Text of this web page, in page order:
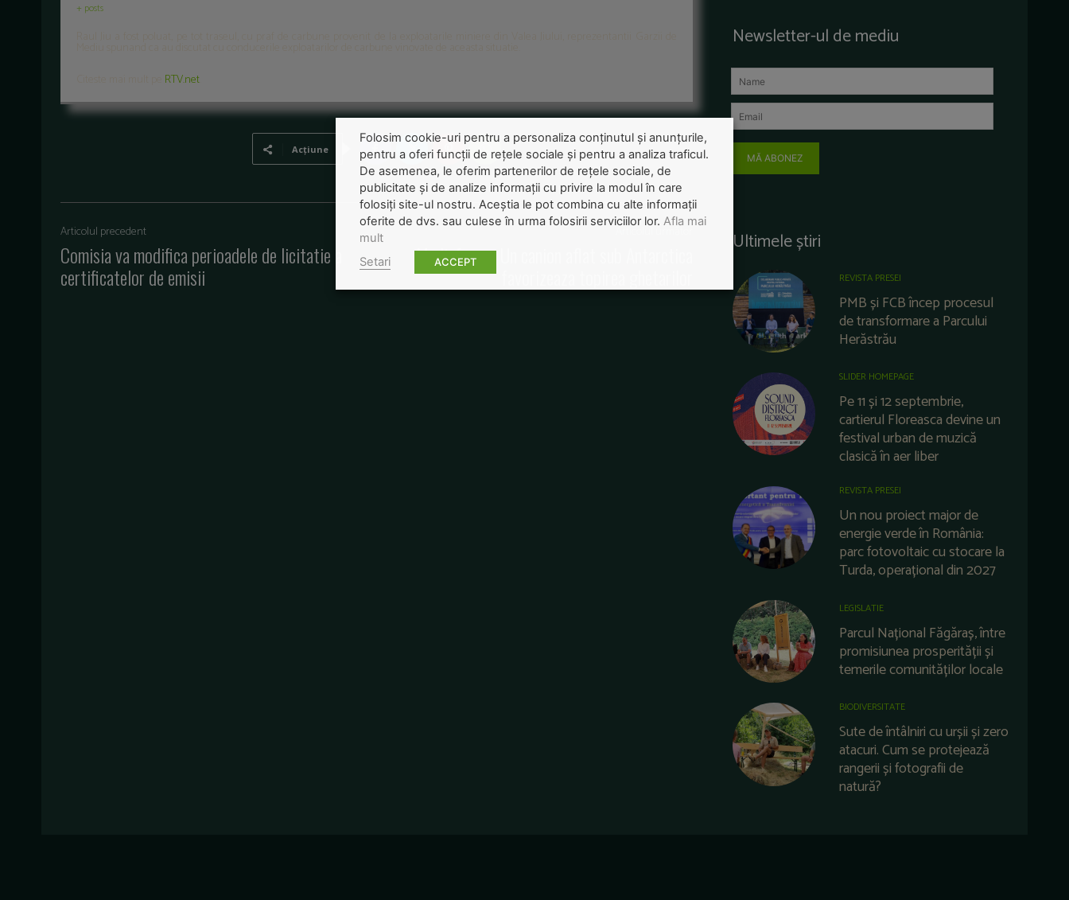
+ posts
RTV.net
Acțiune
Articolul precedent
Comisia va modifica perioadele de licitatie a
certificatelor de emisii
Articolul următor
Mediafax.ro: Un canion aflat sub Antarctica
Newsletter-ul de mediu
MĂ ABONEZ
Ultimele știri
REVISTA PRESEI
PMB și FCB încep procesul
de transformare a Parcului
Herăstrău
SLIDER HOMEPAGE
Pe 11 și 12 septembrie,
cartierul Floreasca devine un
festival urban de muzică
clasică în aer liber
REVISTA PRESEI
Un nou proiect major de
energie verde în România:
parc fotovoltaic cu stocare la
Turda, operațional din 2027
LEGISLATIE
Parcul Național Făgăraș, între
promisiunea prosperității și
temerile comunităților locale
BIODIVERSITATE
Sute de întâlniri cu urșii și zero
atacuri. Cum se protejează
rangerii și fotografii de
natură?
Folosim cookie-uri pentru a personaliza conținutul și anunțurile,
pentru a oferi funcții de rețele sociale și pentru a analiza traficul.
De asemenea, le oferim partenerilor de rețele sociale, de
publicitate și de analize informații cu privire la modul în care
folosiți site-ul nostru. Aceștia le pot combina cu alte informații
oferite de dvs. sau culese în urma folosirii serviciilor lor. Afla mai
mult
Setari
ACCEPT